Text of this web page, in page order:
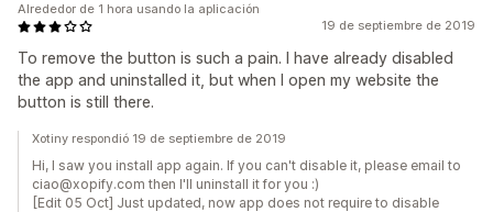
19 de septiembre de 2019
To remove the button is such a pain. I have already disabled
the app and uninstalled it, but when I open my website the
button is still there.
Alrededor de 1 hora usando la aplicación
Xotiny respondió 19 de septiembre de 2019
Hi, I saw you install app again. If you can't disable it, please email to
ciao@xopify.com then I'll uninstall it for you :)
[Edit 05 Oct] Just updated, now app does not require to disable